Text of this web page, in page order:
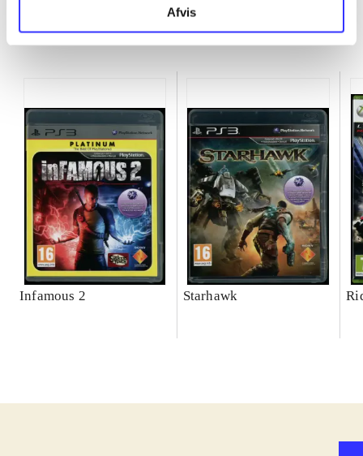
Afvis
Minder om
Infamous 2 Starhawk